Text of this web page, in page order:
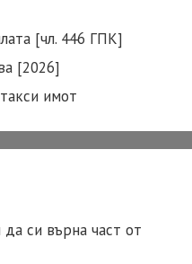
[чл. 446 ГПК]
[2026]
имот
си върна част от